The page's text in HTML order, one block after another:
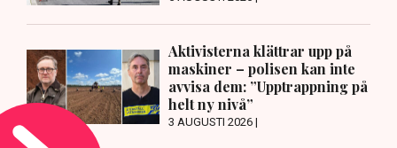
Aktivisterna klättrar upp på
maskiner – polisen kan inte
avvisa dem: ”Upptrappning på
helt ny nivå”
3 AUGUSTI 2026 |